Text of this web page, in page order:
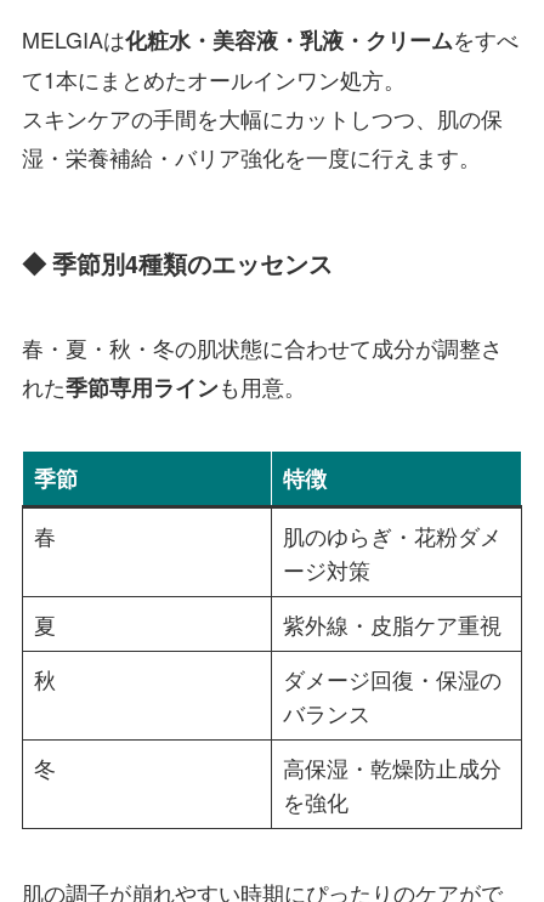
MELGIAは化粧水・美容液・乳液・クリームをすべ
て1本にまとめたオールインワン処方。
スキンケアの手間を大幅にカットしつつ、肌の保
湿・栄養補給・バリア強化を一度に行えます。
◆ 季節別4種類のエッセンス
春・夏・秋・冬の肌状態に合わせて成分が調整さ
れた季節専用ラインも用意。
季節
特徴
春
肌のゆらぎ・花粉ダメ
ージ対策
夏
紫外線・皮脂ケア重視
秋
ダメージ回復・保湿の
バランス
冬
高保湿・乾燥防止成分
を強化
肌の調子が崩れやすい時期にぴったりのケアがで